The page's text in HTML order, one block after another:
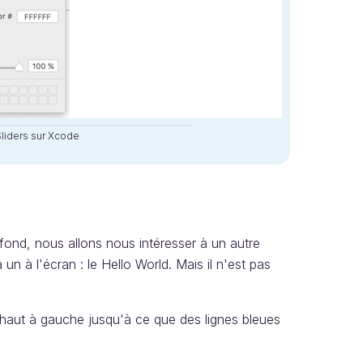
sur Xcode
nous allons nous intéresser à un autre
à l'écran : le Hello World. Mais il n'est pas
à gauche jusqu'à ce que des lignes bleues